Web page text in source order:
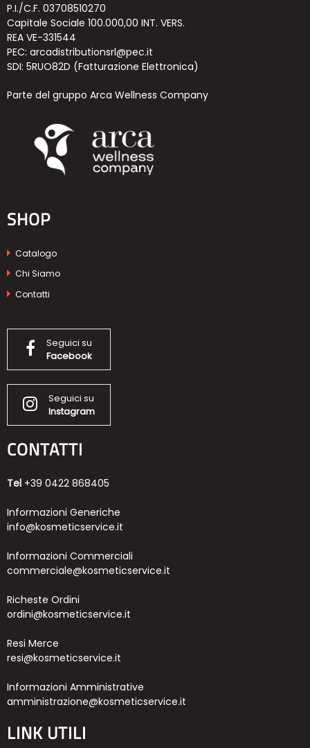
P.I./C.F. 03708510270
Capitale Sociale 100.000,00 INT. VERS.
REA VE-331544
PEC: arcadistributionsrl@pec.it
SDI: 5RUO82D (Fatturazione Elettronica)
Parte del gruppo Arca Wellness Company
SHOP
Catalogo
Chi Siamo
Contatti
Seguici su
Facebook
Seguici su
Instagram
CONTATTI
Tel +39 0422 868405
Informazioni Generiche
info@kosmeticservice.it
Informazioni Commerciali
commerciale@kosmeticservice.it
Richeste Ordini
ordini@kosmeticservice.it
Resi Merce
resi@kosmeticservice.it
Informazioni Amministrative
amministrazione@kosmeticservice.it
LINK UTILI